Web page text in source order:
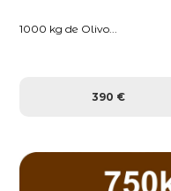
1000 kg de Olivo...
390 €